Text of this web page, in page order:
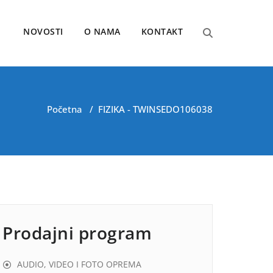
NOVOSTI O NAMA KONTAKT
Početna / FIZIKA - TWINSEDO106038
Prodajni program
AUDIO, VIDEO I FOTO OPREMA